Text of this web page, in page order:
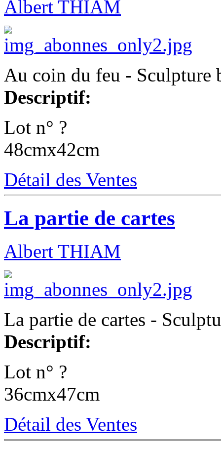
Albert THIAM
Au coin du feu - Sculpture
Descriptif:
Lot n° ?
48cmx42cm
Détail des Ventes
La partie de cartes
Albert THIAM
La partie de cartes -
Descriptif:
Lot n° ?
36cmx47cm
Détail des Ventes